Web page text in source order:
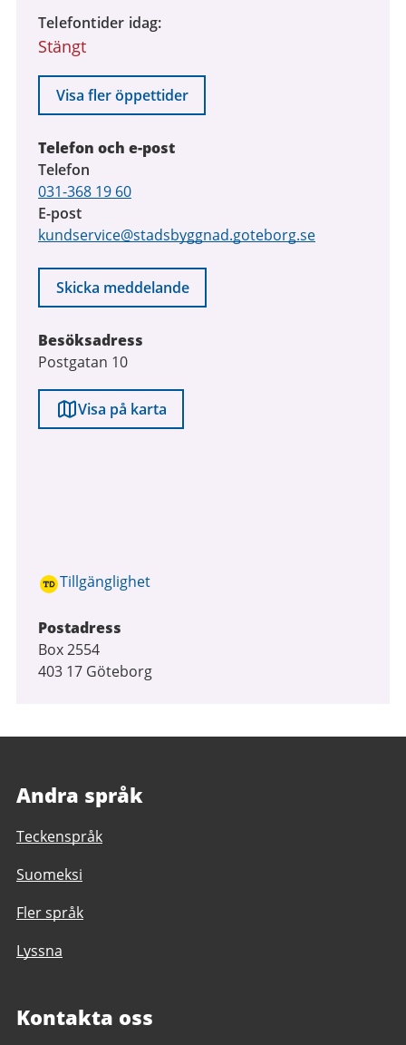
Telefontider idag
Stängt
Visa fler öppettider
Telefon och e-post
Telefon
031-368 19 60
E-post
kundservice@stadsbyggnad.goteborg.se
Skicka meddelande
Besöksadress
Postgatan 10
Visa på karta
Tillgänglighet
Postadress
Box 2554
403 17 Göteborg
Andra språk
Teckenspråk
Suomeksi
Fler språk
Lyssna
Kontakta oss